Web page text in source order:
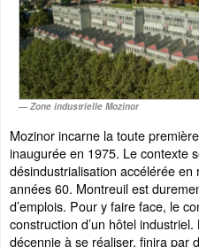
Zone industrielle Mozinor
Mozinor incarne la toute
inaugurée en 1975. Le contexte
désindustrialisation accélérée
années 60. Montreuil est
d’emplois. Pour y faire face, le
construction d’un hôtel
décennie à se réaliser, finira par